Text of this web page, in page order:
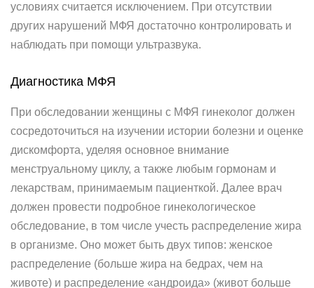
условиях считается исключением. При отсутствии
других нарушений МФЯ достаточно контролировать и
наблюдать при помощи ультразвука.
Диагностика МФЯ
При обследовании женщины с МФЯ гинеколог должен
сосредоточиться на изучении истории болезни и оценке
дискомфорта, уделяя основное внимание
менструальному циклу, а также любым гормонам и
лекарствам, принимаемым пациенткой. Далее врач
должен провести подробное гинекологическое
обследование, в том числе учесть распределение жира
в организме. Оно может быть двух типов: женское
распределение (больше жира на бедрах, чем на
животе) и распределение «андроида» (живот больше